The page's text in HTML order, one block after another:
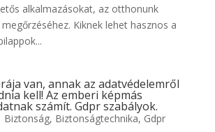
alkalmazásokat, az otthonunk
Kiknek lehet hasznos a
van, annak az adatvédelemről
kell! Az emberi képmás
számít. Gdpr szabályok.
Biztonság, Biztonságtechnika, Gdpr